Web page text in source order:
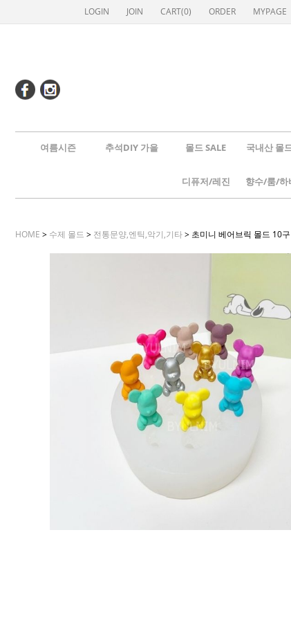
LOGIN JOIN CART(0) ORDER MYPAGE
여름시즌 추석DIY 가을 몰드 SALE 국내산 몰
디퓨저/레진
HOME > 수제 몰드 > 전통문양,엔틱,악기,기타> 초미니 베어브릭 몰드 10구